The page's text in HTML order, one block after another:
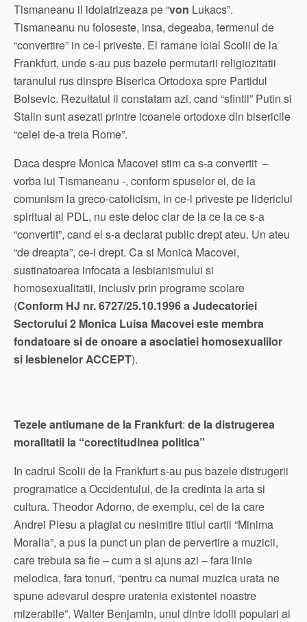
Tismaneanu il idolatrizeaza pe “von Lukacs”.
Tismaneanu nu foloseste, insa, degeaba, termenul de
“convertire” in ce-l priveste. El ramane loial Scolii de la
Frankfurt, unde s-au pus bazele permutarii religiozitatii
taranului rus dinspre Biserica Ortodoxa spre Partidul
Bolsevic. Rezultatul il constatam azi, cand “sfintii” Putin si
Stalin sunt asezati printre icoanele ortodoxe din bisericile
“celei de-a treia Rome”.
Daca despre Monica Macovei stim ca s-a convertit –
vorba lui Tismaneanu -, conform spuselor ei, de la
comunism la greco-catolicism, in ce-l priveste pe lidericiul
spiritual al PDL, nu este deloc clar de la ce la ce s-a
“convertit”, cand el s-a declarat public drept ateu. Un ateu
“de dreapta”, ce-i drept. Ca si Monica Macovei,
sustinatoarea infocata a lesbianismului si
homosexualitatii, inclusiv prin programe scolare
(Conform HJ nr. 6727/25.10.1996a Judecatoriei
Sectorului 2 Monica Luisa Macovei este membra
fondatoare si de onoare a asociatiei homosexualilor
si lesbienelor ACCEPT).
Tezele antiumane de la Frankfurt: de la distrugerea
moralitatii la “corectitudinea politica”
In cadrul Scolii de la Frankfurt s-au pus bazele distrugerii
programatice a Occidentului, de la credinta la arta si
cultura. Theodor Adorno, de exemplu, cel de la care
Andrei Plesu a plagiat cu nesimtire titlul cartii “Minima
Moralia”, a pus la punct un plan de pervertire a muzicii,
care trebuia sa fie – cum a si ajuns azi – fara linie
melodica, fara tonuri, “pentru ca numai muzica urata ne
spune adevarul despre uratenia existentei noastre
mizerabile”. Walter Benjamin, unul dintre idolii populari ai